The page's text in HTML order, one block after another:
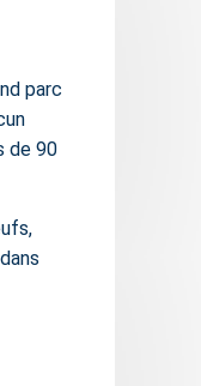
parc
de 90
,